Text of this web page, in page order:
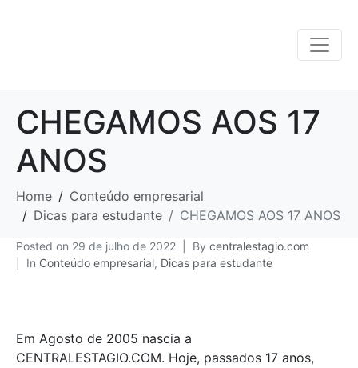
CHEGAMOS AOS 17
ANOS
Home
Conteúdo empresarial
Dicas para estudante
CHEGAMOS AOS 17 ANOS
Posted on 29 de julho de 2022 By centralestagio.com
In Conteúdo empresarial, Dicas para estudante
Em Agosto de 2005 nascia a
CENTRALESTAGIO.COM. Hoje, passados 17 anos,